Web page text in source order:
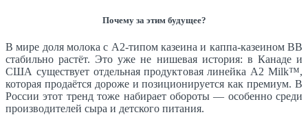
Почему за этим будущее?
В мире доля молока с A2-типом казеина и каппа-казеином BB
стабильно растёт. Это уже не нишевая история: в Канаде и
США существует отдельная продуктовая линейка A2 Milk™,
которая продаётся дороже и позиционируется как премиум. В
России этот тренд тоже набирает обороты — особенно среди
производителей сыра и детского питания.